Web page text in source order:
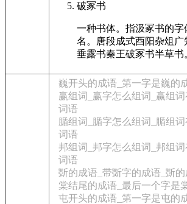
破冢书
一种书体。指汲冢书的
名。唐段成式酉阳杂俎
垂露书秦王破冢书半草书
巍开头的成语_第一字是巍的
赢组词_赢字怎么组词_赢组
词语
腯组词_腯字怎么组词_腯组
词语
邦组词_邦字怎么组词_邦组
词语
斲的成语_带斲字的成语_斲
棠结尾的成语_最后一个字是
屯开头的成语_第一字是屯的